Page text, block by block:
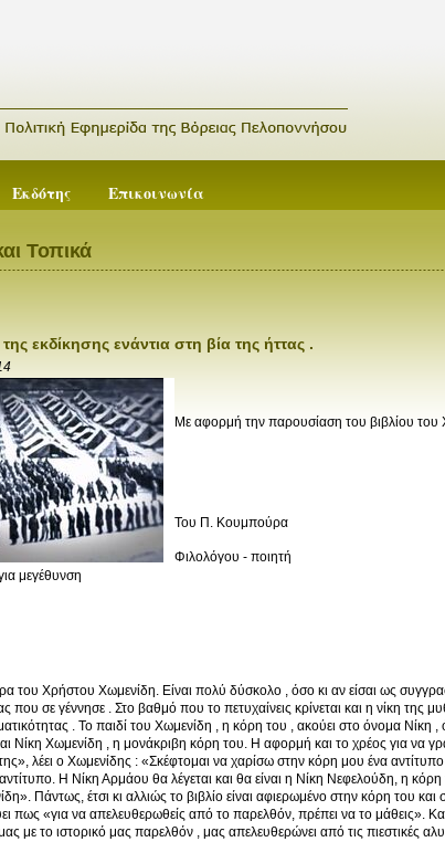
Εκδότης Επικοινωνία
Τοπικά
εκδίκησης ενάντια στη βία της ήττας .
μεγέθυνση
Με αφορμή την παρουσίαση του βιβλίου του
Του Π. Κουμπούρα
Φιλολόγου - ποιητή
του Χρήστου Χωμενίδη. Είναι πολύ δύσκολο , όσο κι αν είσαι ως
που σε γέννησε . Στο βαθμό που το πετυχαίνεις κρίνεται και η νίκη της
. Το παιδί του Χωμενίδη , η κόρη του , ακούει στο όνομα
Νίκη Χωμενίδη , η μονάκριβη κόρη του. Η αφορμή και το χρέος για να
λέει ο Χωμενίδης : «Σκέφτομαι να χαρίσω στην κόρη μου ένα αντίτυπο
Η Νίκη Αρμάου θα λέγεται και θα είναι η Νίκη Νεφελούδη, η
Πάντως, έτσι κι αλλιώς το βιβλίο είναι αφιερωμένο στην κόρη του και
πως «για να απελευθερωθείς από το παρελθόν, πρέπει να το μάθεις».
με το ιστορικό μας παρελθόν , μας απελευθερώνει από τις πιεστικές